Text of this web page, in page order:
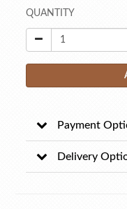
QUANTITY
Payment
Delivery